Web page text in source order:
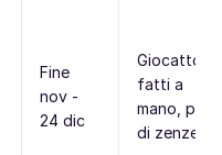
Fine
nov -
24 dic
Giocattoli
fatti a
mano, pan
di zenzero